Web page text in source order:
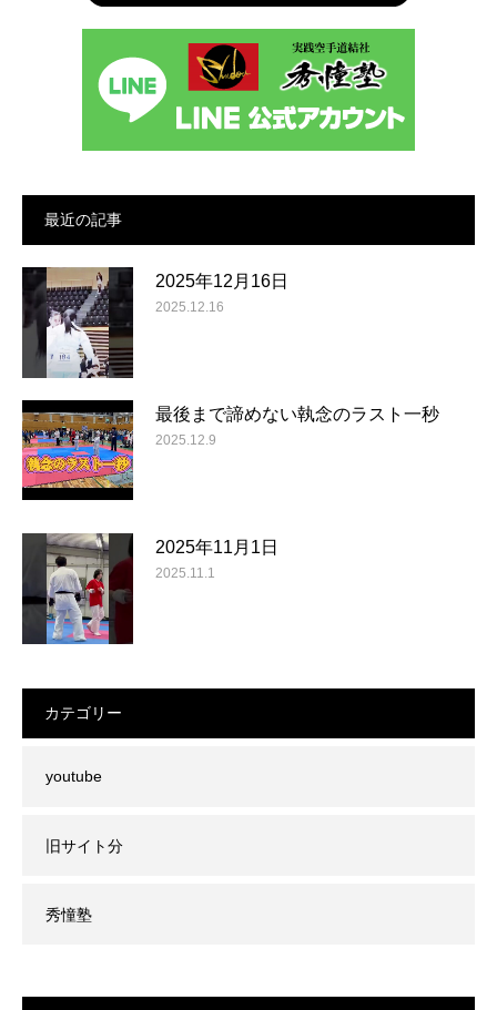
最近の記事
2025年12月16日
2025.12.16
最後まで諦めない執念のラスト一秒
2025.12.9
2025年11月1日
2025.11.1
カテゴリー
youtube
旧サイト分
秀憧塾